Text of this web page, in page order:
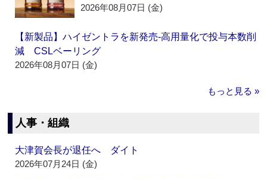
2026年08月07日 (金)
【新製品】ハイゼントラを新発売‐高用量化で投与本数削
減 CSLベーリング
2026年08月07日 (金)
もっと見る »
人事・組織
大津賀会長が退任へ ダイト
2026年07月24日 (金)